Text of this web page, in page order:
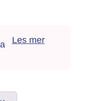
Les mer